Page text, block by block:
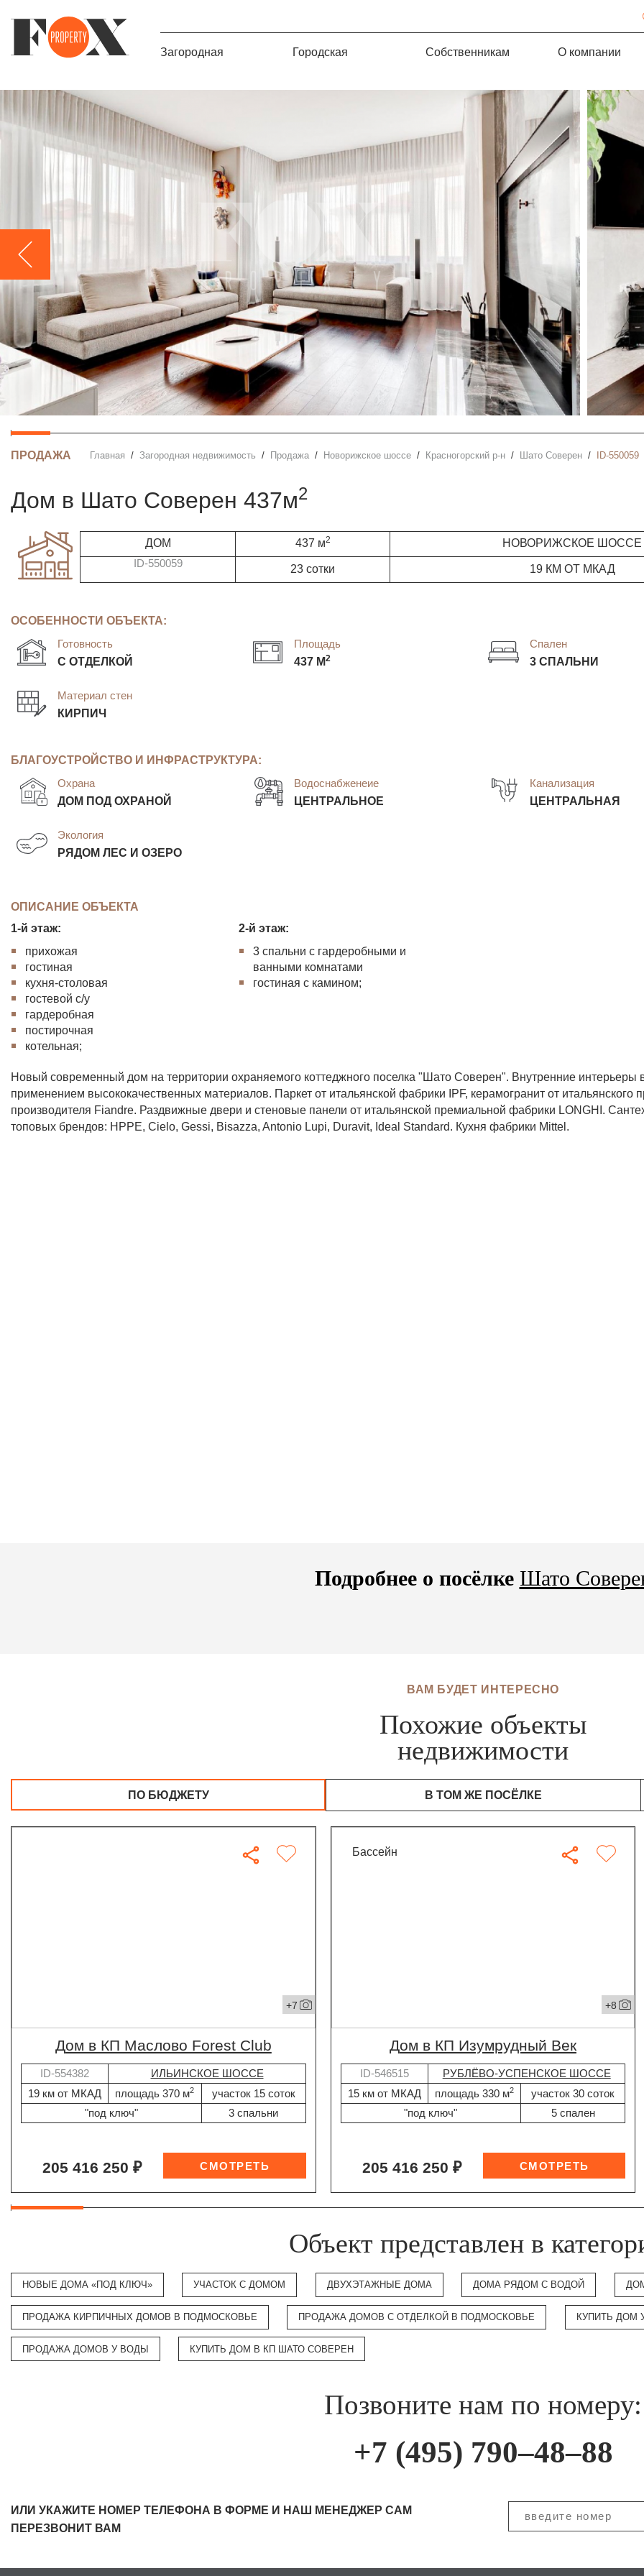
Загородная Городская Собственникам О компании
ПРОДАЖА Главная Загородная недвижимость Продажа Новорижское шоссе Красногорский р-н Шато Соверен ID-550059
дом в Шато Соверен 437м2
ДОМ 437 м2 НОВОРИЖСКОЕ ШОССЕ
ID-550059 23 сотки 19 КМ ОТ МКАД
ОСОБЕННОСТИ ОБЪЕКТА:
Готовность
С ОТДЕЛКОЙ
Площадь
437 М2
Спален
3 СПАЛЬНИ
Материал стен
КИРПИЧ
БЛАГОУСТРОЙСТВО И ИНФРАСТРУКТУРА:
Охрана
ДОМ ПОД ОХРАНОЙ
Водоснабженеие
ЦЕНТРАЛЬНОЕ
Канализация
ЦЕНТРАЛЬНАЯ
Экология
РЯДОМ ЛЕС И ОЗЕРО
ОПИСАНИЕ ОБЪЕКТА
1-й этаж:
прихожая
гостиная
кухня-столовая
гостевой с/у
гардеробная
постирочная
котельная;
2-й этаж:
3 спальни с гардеробными и
ванными комнатами
гостиная с камином;
Новый современный дом на территории охраняемого коттеджного поселка "Шато Соверен". Внутренние интерьеры
применением высококачественных материалов. Паркет от итальянской фабрики IPF, керамогранит от итальянского
производителя Fiandre. Раздвижные двери и стеновые панели от итальянской премиальной фабрики LONGHI.
топовых брендов: HPPE, Cielo, Gessi, Bisazza, Antonio Lupi, Duravit, Ideal Standard. Кухня фабрики Mittel.
Подробнее о посёлке Шато
ВАМ БУДЕТ ИНТЕРЕСНО
Похожие объекты
недвижимости
ПО БЮДЖЕТУ В ТОМ ЖЕ ПОСЁЛКЕ
+7
дом в КП Маслово Forest Club
ID-554382
ИЛЬИНСКОЕ ШОССЕ
19 км от МКАД
площадь 370 м2
участок 15 соток
"под ключ"
3 спальни
205 416 250 ₽
бассейн
+8
дом в КП Изумрудный Век
ID-546515
РУБЛЁВО-УСПЕНСКОЕ ШОССЕ
15 км от МКАД
площадь 330 м2
участок 30 соток
"под ключ"
5 спален
205 416 250 ₽
Объект представлен в
НОВЫЕ ДОМА «ПОД КЛЮЧ» УЧАСТОК С ДОМОМ ДВУХЭТАЖНЫЕ ДОМА ДОМА РЯДОМ С ВОДОЙ
ПРОДАЖА КИРПИЧНЫХ ДОМОВ В ПОДМОСКОВЬЕ ПРОДАЖА ДОМОВ С ОТДЕЛКОЙ В ПОДМОСКОВЬЕ КУПИТЬ ДОМ
ПРОДАЖА ДОМОВ У ВОДЫ КУПИТЬ ДОМ В КП ШАТО СОВЕРЕН
Позвоните нам по номеру:
+7 (495) 790–48–88
ИЛИ УКАЖИТЕ НОМЕР ТЕЛЕФОНА В ФОРМЕ И НАШ МЕНЕДЖЕР САМ
ПЕРЕЗВОНИТ ВАМ